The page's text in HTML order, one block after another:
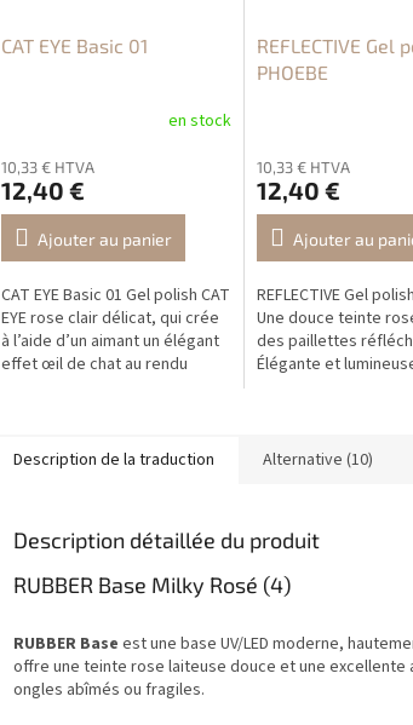
CAT EYE Basic 01
en stock
10,33 € HTVA
12,40 €
Ajouter au panier
CAT EYE Basic 01 Gel polish CAT
EYE rose clair délicat, qui crée
à l’aide d’un aimant un élégant
effet œil de chat au rendu
REFLECTIVE Gel
PHOEBE
10,33 € HTVA
12,40 €
Ajouter au
REFLECTIVE Gel
Une douce teinte
des paillettes
Élégante et
Description de la traduction Alternative (10)
Description détaillée du produit
RUBBER Base Milky Rosé (4)
RUBBER Base est une base UV/LED moderne,
offre une teinte rose laiteuse douce et une excellente
ongles abîmés ou fragiles.